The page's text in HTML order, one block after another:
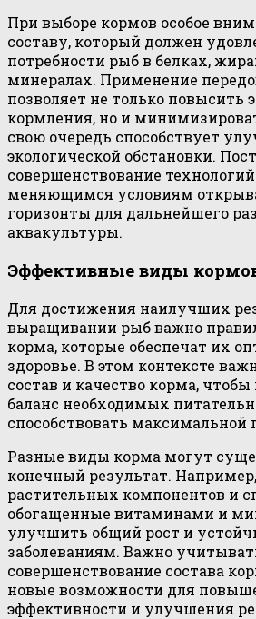
При выборе кормов особое
составу, который должен
потребности рыб в белках,
минералах. Применение
позволяет не только повысить
кормления, но и
свою очередь способствует
экологической обстановки.
совершенствование
меняющимся условиям
горизонты для дальнейшего
аквакультуры.
Эффективные виды
Для достижения наилучших
выращивании рыб важно
корма, которые обеспечат их
здоровье. В этом контексте
состав и качество корма,
баланс необходимых
способствовать максимальной
Разные виды корма могут
конечный результат.
растительных компонентов и
обогащенные витаминами и
улучшить общий рост и
заболеваниям. Важно
совершенствование состава
новые возможности для
эффективности и улучшения